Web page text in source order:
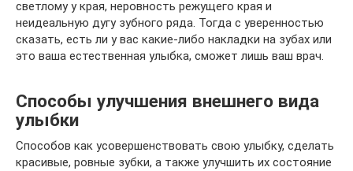
светлому у края, неровность режущего края и
неидеальную дугу зубного ряда. Тогда с уверенностью
сказать, есть ли у вас какие-либо накладки на зубах или
это ваша естественная улыбка, сможет лишь ваш врач.
Способы улучшения внешнего вида
улыбки
Способов как усовершенствовать свою улыбку, сделать
красивые, ровные зубки, а также улучшить их состояние